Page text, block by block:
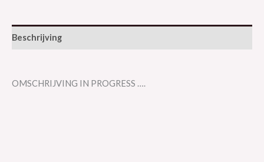
Beschrijving
OMSCHRIJVING IN PROGRESS ….